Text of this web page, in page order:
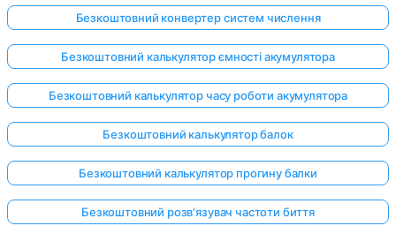
своє
перше
Безкоштовний конвертер систем числення
Безкоштовний калькулятор ємності акумулятора
Безкоштовний калькулятор часу роботи акумулятора
Безкоштовний калькулятор балок
Безкоштовний калькулятор прогину балки
Безкоштовний розв'язувач частоти биття